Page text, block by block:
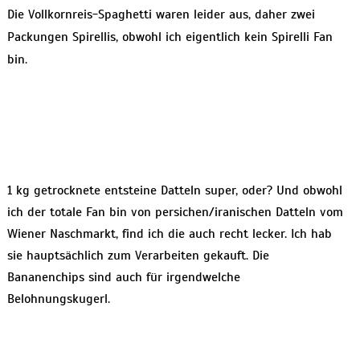
Die Vollkornreis-Spaghetti waren leider aus, daher zwei
Packungen Spirellis, obwohl ich eigentlich kein Spirelli Fan
bin.
1 kg getrocknete entsteine Datteln super, oder? Und obwohl
ich der totale Fan bin von persichen/iranischen Datteln vom
Wiener Naschmarkt, find ich die auch recht lecker. Ich hab
sie hauptsächlich zum Verarbeiten gekauft. Die
Bananenchips sind auch für irgendwelche
Belohnungskugerl.